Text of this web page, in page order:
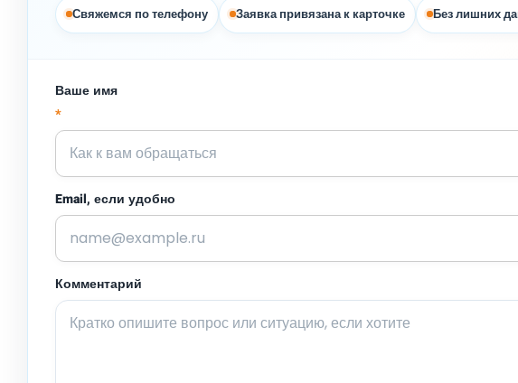
Свяжемся по телефону Заявка привязана к карточке Без лишних
Ваше имя
*
Email, если удобно
Комментарий